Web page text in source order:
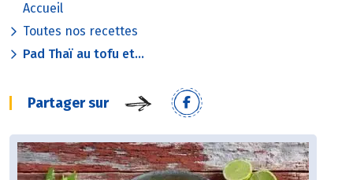
Accueil
Toutes nos recettes
Pad Thaï au tofu et...
Partager sur